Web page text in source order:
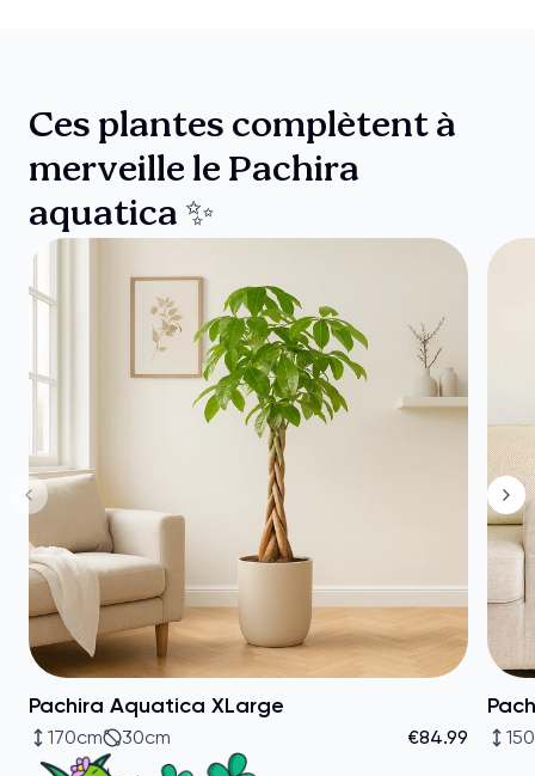
Ces plantes complètent à
merveille le Pachira
aquatica ✨
Pachira Aquatica XLarge
170cm 30cm €84.99